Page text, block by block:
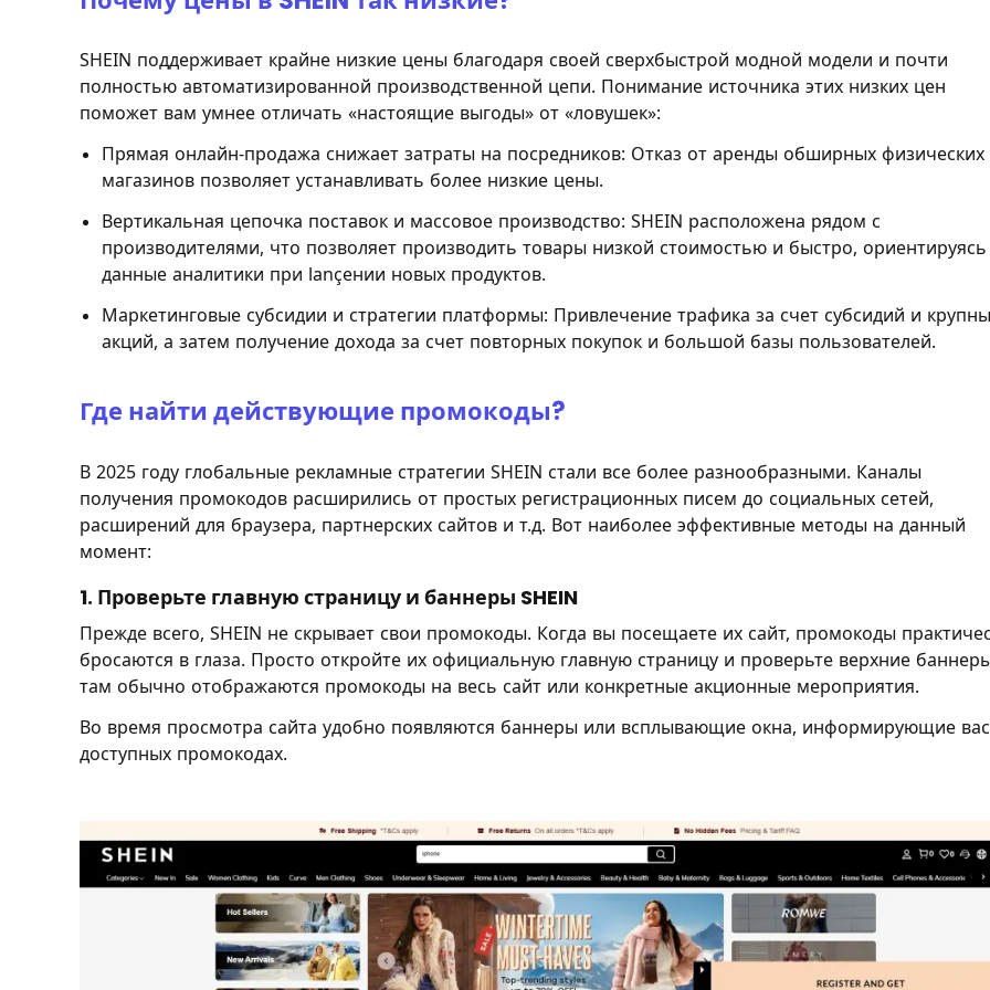
SHEIN поддерживает крайне низкие цены благодаря своей сверхбыстрой модной модели и почти
полностью автоматизированной производственной цепи. Понимание источника этих низких цен
поможет вам умнее отличать «настоящие выгоды» от «ловушек»:
Прямая онлайн-продажа снижает затраты на посредников: Отказ от аренды обширных физических
магазинов позволяет устанавливать более низкие цены.
Вертикальная цепочка поставок и массовое производство: SHEIN расположена рядом с
производителями, что позволяет производить товары низкой стоимостью и быстро, ориентируясь
данные аналитики при lançении новых продуктов.
Маркетинговые субсидии и стратегии платформы: Привлечение трафика за счет субсидий и
акций, а затем получение дохода за счет повторных покупок и большой базы пользователей.
Где найти действующие промокоды?
В 2025 году глобальные рекламные стратегии SHEIN стали все более разнообразными. Каналы
получения промокодов расширились от простых регистрационных писем до социальных сетей,
расширений для браузера, партнерских сайтов и т.д. Вот наиболее эффективные методы на данный
момент:
1. Проверьте главную страницу и баннеры SHEIN
Прежде всего, SHEIN не скрывает свои промокоды. Когда вы посещаете их сайт, промокоды
бросаются в глаза. Просто откройте их официальную главную страницу и проверьте верхние
там обычно отображаются промокоды на весь сайт или конкретные акционные мероприятия.
Во время просмотра сайта удобно появляются баннеры или всплывающие окна, информирующие
доступных промокодах.